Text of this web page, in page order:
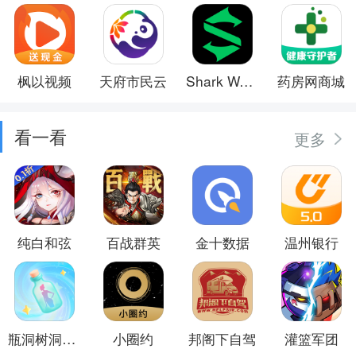
枫以视频 天府市民云 Shark Wear 药房网商城
看一看 更多
纯白和弦 百战群英 金十数据 温州银行
瓶洞树洞漂流瓶 小圈约 邦阁下自驾 灌篮军团